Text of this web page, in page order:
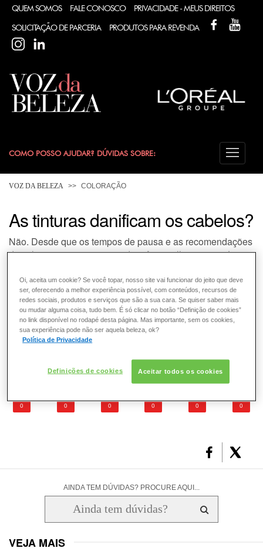
QUEM SOMOS FALE CONOSCO PRIVACIDADE - MEUS DIREITOS
SOLICITAÇÃO DE PARCERIA PRODUTOS PARA REVENDA
FACEBOOK
INSTAGRAM
COMO POSSO AJUDAR? DÚVIDAS SOBRE:
CABELO
COLORAÇÃO
DESODORANTE
FRAGRÂNCIA
PELE
VOZ DA BELEZA COLORAÇÃO
As tinturas danificam os cabelos?
Não. Desde que os tempos de pausa e as recomendações
de utilização sejam respeitados. Aconselhamos, porém,
procedendo o processo dedescoloraçãomuito frequente,
pois um cabelo sensibilizado perde o brilho e pode reagir
de maneira diferente à cor, produzindo um resultado
diferente do esperado.
O que você achou deste artigo?
0 0 0 0 0 0
AINDA TEM DÚVIDAS? PROCURE AQUI...
VEJA MAIS
Oi, aceita um cookie? Se você topar, nosso site vai funcionar do jeito que deve
ser, oferecendo a melhor experiência possível, com conteúdos, recursos de
redes sociais, produtos e serviços que são a sua cara. Se quiser saber mais
ou mudar alguma coisa, tudo bem. É só clicar no botão “Definição de cookies”
no link disponível no rodapé desta página. Mas importante, sem os cookies,
sua experiência pode não ser aquela beleza, ok?
Política de Privacidade
Definições de cookies Aceitar todos os cookies